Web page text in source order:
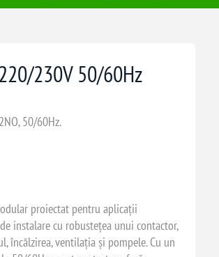
230V 50/60Hz
50/60Hz.
proiectat pentru aplicații
instalare cu robustețea unui contactor,
ventilația și pompele. Cu un